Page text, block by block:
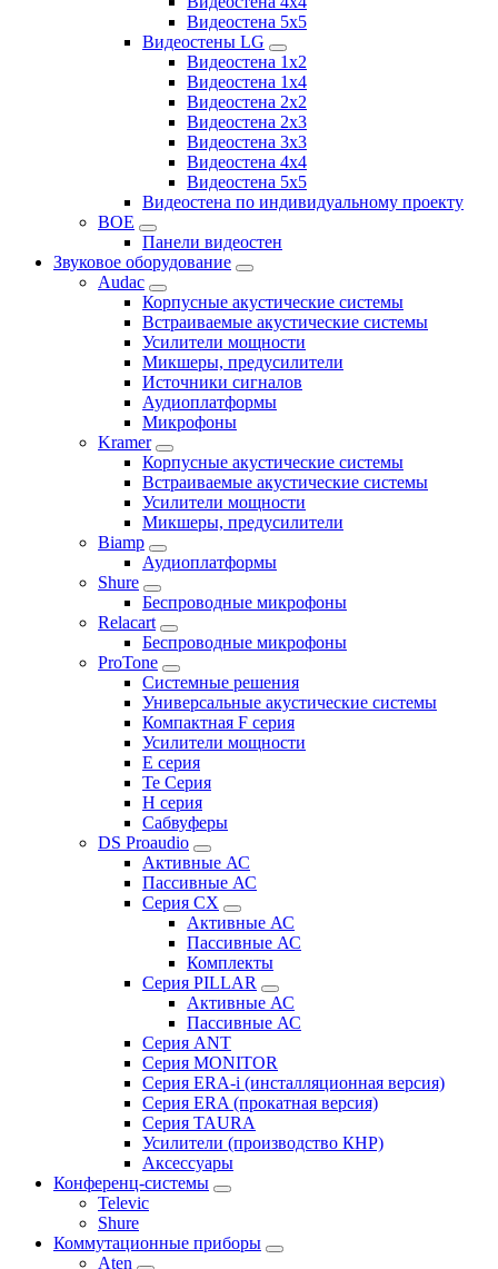
Видеостена 5x5
Видеостены LG
Видеостена 1x2
Видеостена 1x4
Видеостена 2x2
Видеостена 2x3
Видеостена 3x3
Видеостена 4x4
Видеостена 5x5
Видеостена по индивидуальному проекту
BOE
Панели видеостен
Звуковое оборудование
Audac
Корпусные акустические системы
Встраиваемые акустические системы
Усилители мощности
Микшеры, предусилители
Источники сигналов
Аудиоплатформы
Микрофоны
Kramer
Корпусные акустические системы
Встраиваемые акустические системы
Усилители мощности
Микшеры, предусилители
Biamp
Аудиоплатформы
Shure
Беспроводные микрофоны
Relacart
Беспроводные микрофоны
ProTone
Системные решения
Универсальные акустические системы
Компактная F серия
Усилители мощности
E серия
Te Серия
H серия
Сабвуферы
DS Proaudio
Активные АС
Пассивные АС
Серия CX
Активные АС
Пассивные АС
Комплекты
Серия PILLAR
Активные АС
Пассивные АС
Серия ANT
Серия MONITOR
Серия ERA-i (инсталляционная версия)
Серия ERA (прокатная версия)
Серия TAURA
Усилители (производство КНР)
Аксессуары
Конференц-системы
Televic
Shure
Коммутационные приборы
Aten